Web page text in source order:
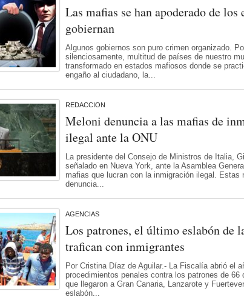
Las mafias se han apoderado de los
gobiernan
Algunos gobiernos son puro crimen organizado.
silenciosamente, multitud de países de nuestro
transformado en estados mafiosos donde se
engaño al ciudadano, la...
REDACCION
Meloni denuncia a las mafias de
ilegal ante la ONU
La presidente del Consejo de Ministros de Italia,
señalado en Nueva York, ante la Asamblea
mafias que lucran con la inmigración ilegal. Estas
denuncia...
AGENCIAS
Los patrones, el último eslabón de
trafican con inmigrantes
Por Cristina Díaz de Aguilar.- La Fiscalía abrió el
procedimientos penales contra los patrones de 66
que llegaron a Gran Canaria, Lanzarote y
eslabón...